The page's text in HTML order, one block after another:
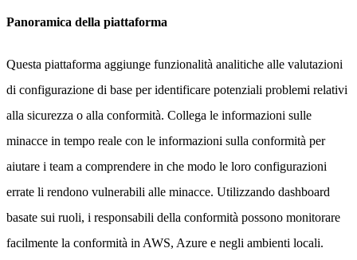
Panoramica della piattaforma
Questa piattaforma aggiunge funzionalità analitiche alle valutazioni
di configurazione di base per identificare potenziali problemi relativi
alla sicurezza o alla conformità. Collega le informazioni sulle
minacce in tempo reale con le informazioni sulla conformità per
aiutare i team a comprendere in che modo le loro configurazioni
errate li rendono vulnerabili alle minacce. Utilizzando dashboard
basate sui ruoli, i responsabili della conformità possono monitorare
facilmente la conformità in AWS, Azure e negli ambienti locali.